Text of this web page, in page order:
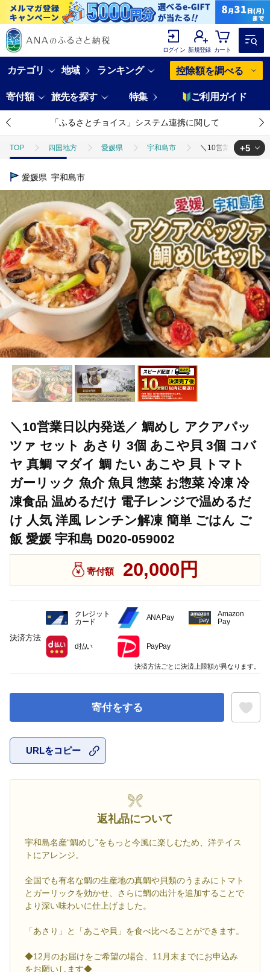
ログイン 新規登録 カート
カテゴリ 地域 ランキング 控除額を調べる
寄付額 旅先を探す 特集 ご利用ガイド
「ふるさとチョイス」システム連携に関して
TOP 四国地方 愛媛県 宇和島市 ＼10営業日以内発送
TOP
＼10営業日以内発送／
TOP 魚介類 鮮魚 ＼10営業日以内発送／ 鯛めし アクアパ
TOP 加工食品 ＼10営業日以内発送／ 鯛めし アクアパッツァ セ
TOP 加工食品 惣菜・レトルト ＼10営業日以内発送／ 鯛め
+5
愛媛県 宇和島市
＼10営業日以内発送／ 鯛めし アクアパッ
ツァ セット あさり 3個 あこや貝 3個 コバ
ヤ 真鯛 マダイ 鯛 たい あこや 貝 トマト
ガーリック 魚介 魚貝 惣菜 お惣菜 冷凍 冷
凍食品 温めるだけ 電子レンジで温めるだ
け 人気 洋風 レンチン解凍 簡単 ごはん ご
飯 愛媛 宇和島 D020-059002
寄付額 20,000円
寄付をする
URLをコピー
返礼品について
宇和島名産“鯛めし”をもっと今風に楽しむため、洋テイス
トにアレンジ。
全国でも有名な鯛の生産地の真鯛や貝類のうまみにトマト
とガーリックを効かせ、さらに鯛の出汁を追加することで
より深い味わいに仕上げました。
「あさり」と「あこや貝」を食べ比べることができます。
◆12月のお届けをご希望の場合、11月末までにお申込み
をお願いします◆
決済方法
クレジット
カード
ANA Pay
Amazon
Pay
d払い PayPay
決済方法ごとに決済上限額が異なります。